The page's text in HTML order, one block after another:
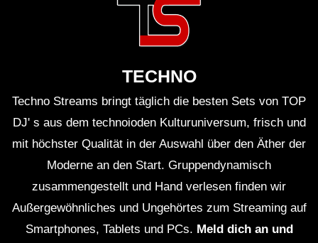
TECHNO
Techno Streams bringt täglich die besten Sets von TOP
DJ' s aus dem technoioden Kulturuniversum, frisch und
mit höchster Qualität in der Auswahl über den Äther der
Moderne an den Start. Gruppendynamisch
zusammengestellt und Hand verlesen finden wir
Außergewöhnliches und Ungehörtes zum Streaming auf
Smartphones, Tablets und PCs. Meld dich an und